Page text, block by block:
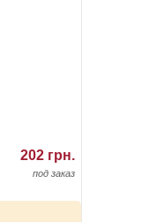
202 грн.
под заказ